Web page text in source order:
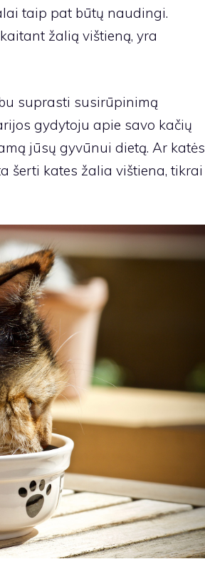
taip pat būtų naudingi.
žalią vištieną, yra
suprasti susirūpinimą
gydytoju apie savo kačių
jūsų gyvūnui dietą. Ar katės
šerti kates žalia vištiena, tikrai